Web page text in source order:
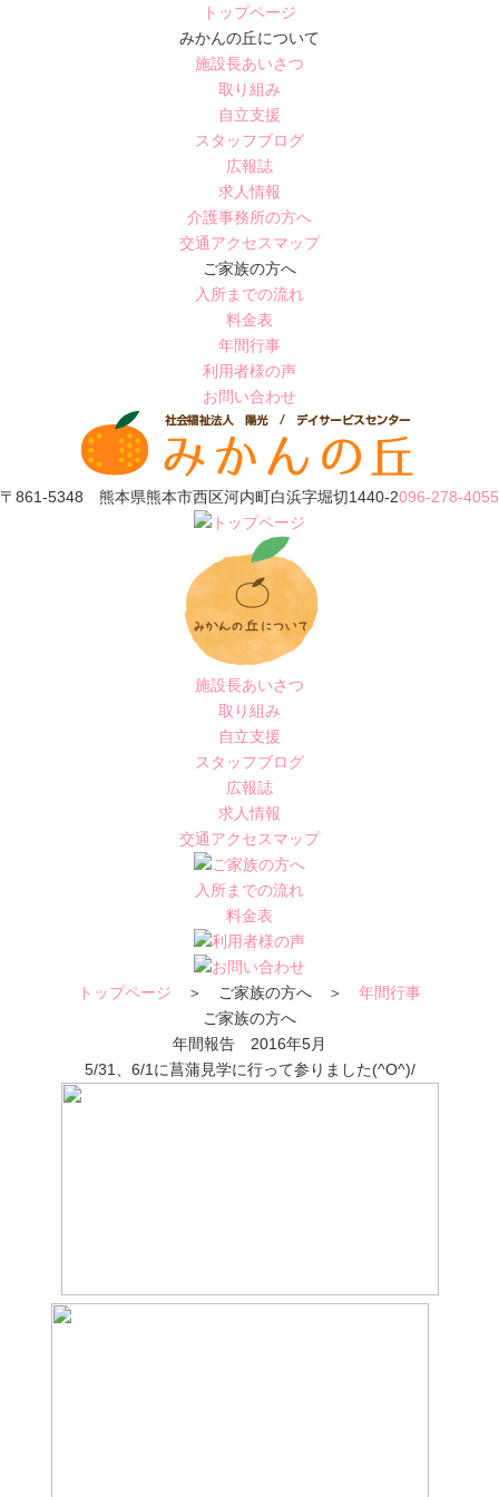
トップページ
みかんの丘について
施設長あいさつ
取り組み
自立支援
スタッフブログ
広報誌
求人情報
介護事務所の方へ
交通アクセスマップ
ご家族の方へ
入所までの流れ
料金表
年間行事
利用者様の声
お問い合わせ
〒861-5348 熊本県熊本市西区河内町白浜字堀切1440-2096-278-4055
施設長あいさつ
取り組み
自立支援
スタッフブログ
広報誌
求人情報
交通アクセスマップ
入所までの流れ
料金表
トップページ ＞ ご家族の方へ ＞ 年間行事
ご家族の方へ
年間報告 2016年5月
5/31、6/1に菖蒲見学に行って参りました(^O^)/